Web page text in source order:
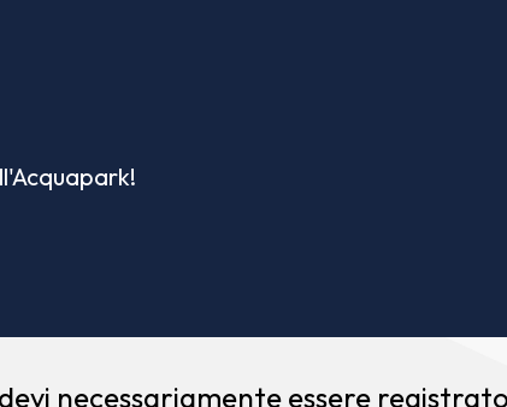
necessariamente essere